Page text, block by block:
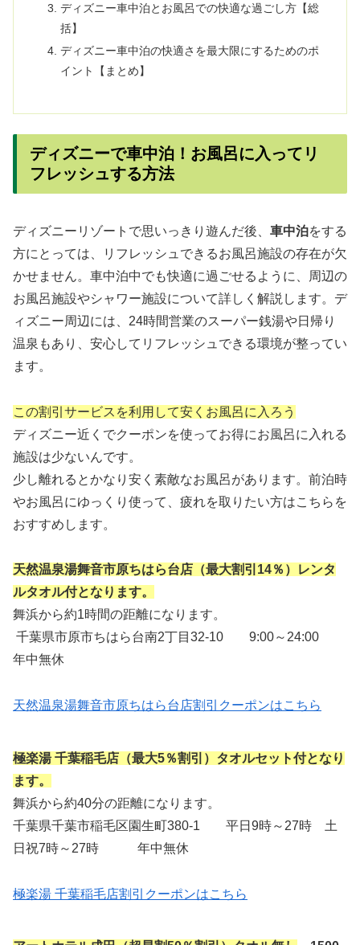
ディズニー車中泊とお風呂での快適な過ごし方【総
括】
ディズニー車中泊の快適さを最大限にするためのポ
イント【まとめ】
ディズニーで車中泊！お風呂に入ってリ
フレッシュする方法
ディズニーリゾートで思いっきり遊んだ後、 車中泊をする
方にとっては、リフレッシュできるお風呂施設の存在が欠
かせません。車中泊中でも快適に過ごせるように、周辺の
お風呂施設やシャワー施設について詳しく解説します。デ
ィズニー周辺には、24時間営業のスーパー銭湯や日帰り
温泉もあり、安心してリフレッシュできる環境が整ってい
ます。
この割引サービスを利用して安くお風呂に入ろう
ディズニー近くでクーポンを使ってお得にお風呂に入れる
施設は少ないんです。
少し離れるとかなり安く素敵なお風呂があります。前泊時
やお風呂にゆっくり使って、疲れを取りたい方はこちらを
おすすめします。
天然温泉湯舞音市原ちはら台店（最大割引14％）レンタ
ルタオル付となります。
舞浜から約1時間の距離になります。
千葉県市原市ちはら台南2丁目32-10 9:00～24:00
年中無休
天然温泉湯舞音市原ちはら台店割引クーポンはこちら
極楽湯 千葉稲毛店（最大5％割引）タオルセット付となり
ます。
舞浜から約40分の距離になります。
千葉県千葉市稲毛区園生町380-1 平日9時～27時 土
日祝7時～27時 年中無休
極楽湯 千葉稲毛店割引クーポンはこちら